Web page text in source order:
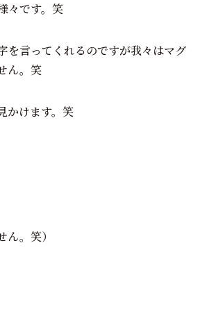
々です。笑
を言ってくれるのですが我々はマグ
ん。笑
かけます。笑
。笑）